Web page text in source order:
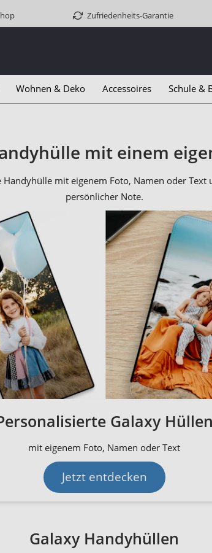
Zufriedenheits-Garantie
Wohnen & Deko Accessoires Schule &
mit einem
mit eigenem Foto, Namen oder
persönlicher Note.
Galaxy Hüllen
mit eigenem Foto, Namen oder Text
Jetzt entdecken
Galaxy Handyhüllen